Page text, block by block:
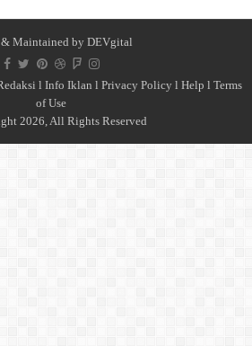
Maintained byDEVgital
l Info Iklan l Privacy Policy l Help l Terms
of Use
2026, All Rights Reserved